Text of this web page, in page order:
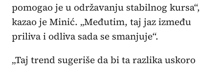
pomogao je u održavanju stabilnog kursa“,
kazao je Minić. „Međutim, taj jaz između
priliva i odliva sada se smanjuje“.
„Taj trend sugeriše da bi ta razlika uskoro